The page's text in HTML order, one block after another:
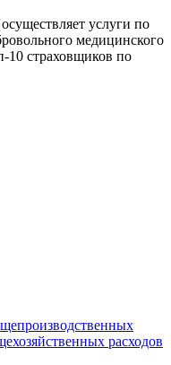
услуги по
медицинского
10 страховщиков по